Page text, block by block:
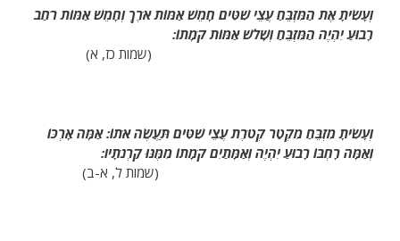
וְעָשִׂיתָ אֶת הַמִּזְבֵּחַ עֲצֵי שִׁטִּים חָמֵשׁ אַמּוֹת אֹרֶךְ וְחָמֵשׁ אַמּוֹת רֹחַב
רָבוּעַ יִהְיֶה הַמִּזְבֵּחַ וְשָׁלֹשׁ אַמּוֹת קֹמָתוֹ:
(שמות כז, א)
וְעָשִׂיתָ מִזְבֵּחַ מִקְטַר קְטֹרֶת עֲצֵי שִׁטִּים תַּעֲשֶׂה אֹתוֹ: אַמָּה אָרְכּוֹ
וְאַמָּה רָחְבּוֹ רָבוּעַ יִהְיֶה וְאַמָּתַיִם קֹמָתוֹ מִמֶּנּוּ קַרְנֹתָיו:
(שמות ל, א-ב)